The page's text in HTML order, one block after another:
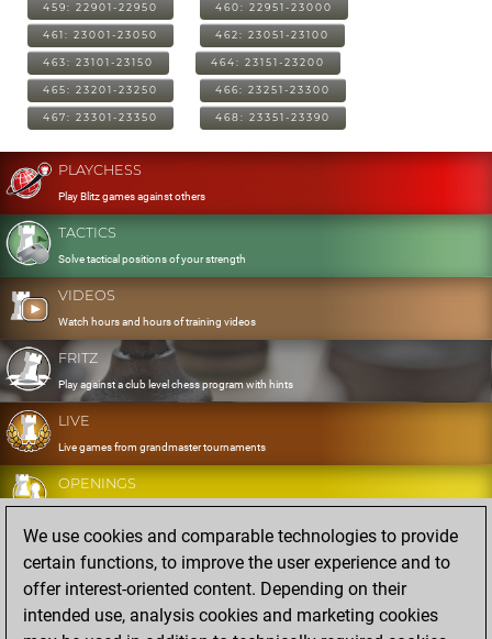
459: 22901-22950 460: 22951-23000
461: 23001-23050 462: 23051-23100
463: 23101-23150 464: 23151-23200
465: 23201-23250 466: 23251-23300
467: 23301-23350 468: 23351-23390
PLAYCHESS
Play Blitz games against others
TACTICS
Solve tactical positions of your strength
VIDEOS
Watch hours and hours of training videos
FRITZ
Play against a club level chess program with hints
LIVE
Live games from grandmaster tournaments
OPENINGS
Develop and exercise your openings
DATABASE
Eight million strong games
MYGAMES
Store and analyse your own games in the cloud
We use cookies and comparable technologies to provide
certain functions, to improve the user experience and to
offer interest-oriented content. Depending on their
intended use, analysis cookies and marketing cookies